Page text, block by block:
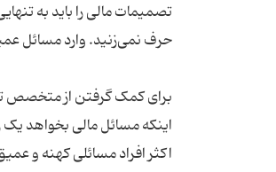
تصمیمات مالی را باید به
اینکه مسائل مالی بخواهد یک